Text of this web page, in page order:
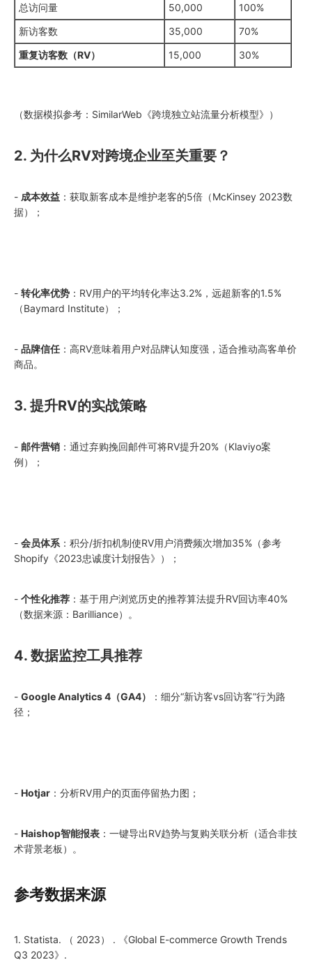
总访问量
50,000
100%
新访客数
35,000
70%
重复访客数（RV）
15,000 30%
（数据模拟参考：SimilarWeb《跨境独立站流量分析模型》）
2. 为什么RV对跨境企业至关重要？
- 成本效益 ：获取新客成本是维护老客的5倍（McKinsey 2023数
据）；
- 转化率优势 ：RV用户的平均转化率达3.2%，远超新客的1.5%
（Baymard Institute）；
- 品牌信任 ：高RV意味着用户对品牌认知度强，适合推动高客单价
商品。
3. 提升RV的实战策略
- 邮件营销 ：通过弃购挽回邮件可将RV提升20%（Klaviyo案
例）；
- 会员体系 ：积分/折扣机制使RV用户消费频次增加35%（参考
Shopify《2023忠诚度计划报告》）；
- 个性化推荐 ：基于用户浏览历史的推荐算法提升RV回访率40%
（数据来源：Barilliance）。
4. 数据监控工具推荐
- Google Analytics 4（GA4）
：细分“新访客vs回访客”行为路
径；
- Hotjar ：分析RV用户的页面停留热力图；
- Haishop智能报表 ：一键导出RV趋势与复购关联分析（适合非技
术背景老板）。
参考数据来源
1. Statista. （ 2023） . 《Global E-commerce Growth Trends
Q3 2023》.